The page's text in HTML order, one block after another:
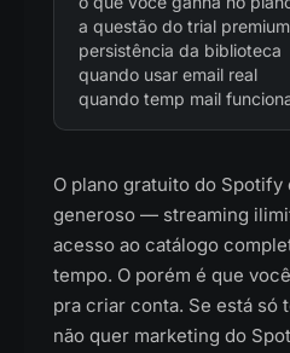
a questão do trial premium
persistência da biblioteca
quando usar email real
quando temp mail
O plano gratuito do Spotify
generoso — streaming
acesso ao catálogo
tempo. O porém é que
pra criar conta. Se está só
não quer marketing do